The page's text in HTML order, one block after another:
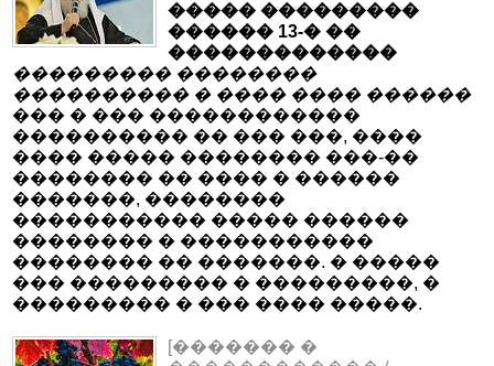
����� ���������
������ 13-� ��
�������������
��������� ��������
���������� � ���� ���� ������
��� � ��� ������������
���������� �� ��� ���, ����
���� ����� �������� ���-��
�������� �� ���� � ������
�������, ��������
����������� ����� ������
�������� � �����������
�������� �� �������. � �����
��� ��������� � ���������, �
��������� � ��� ���� �����.
[������� �